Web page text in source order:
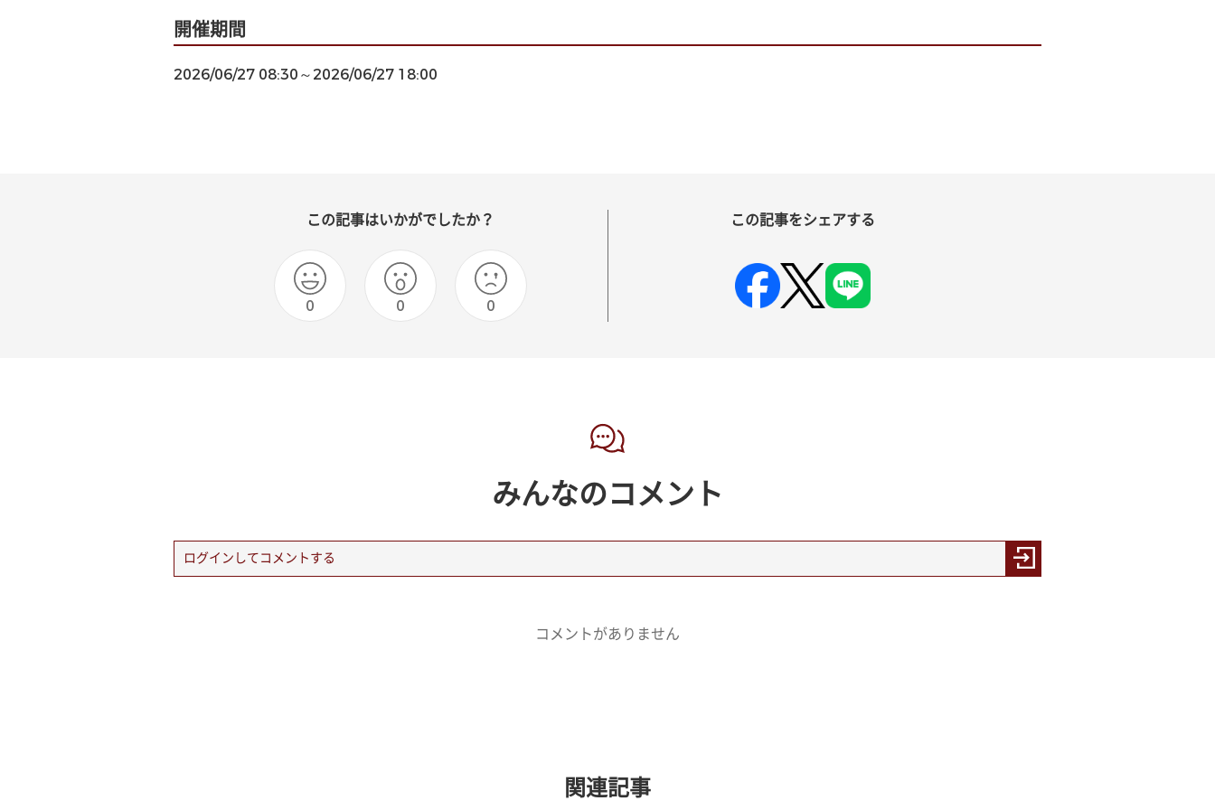
開催期間
2026/06/27 08:30～2026/06/27 18:00
この記事はいかがでしたか？
0 0 0
この記事をシェアする
みんなのコメント
コメントがありません
関連記事